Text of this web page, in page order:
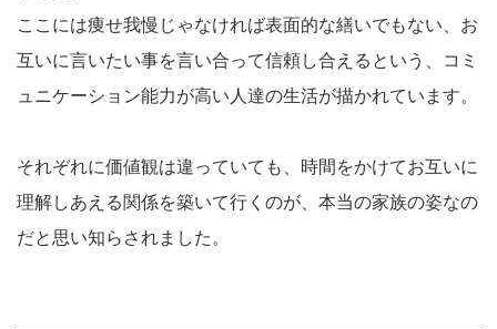
ここには痩せ我慢じゃなければ表面的な繕いでもない、お
互いに言いたい事を言い合って信頼し合えるという、コミ
ュニケーション能力が高い人達の生活が描かれています。
それぞれに価値観は違っていても、時間をかけてお互いに
理解しあえる関係を築いて行くのが、本当の家族の姿なの
だと思い知らされました。